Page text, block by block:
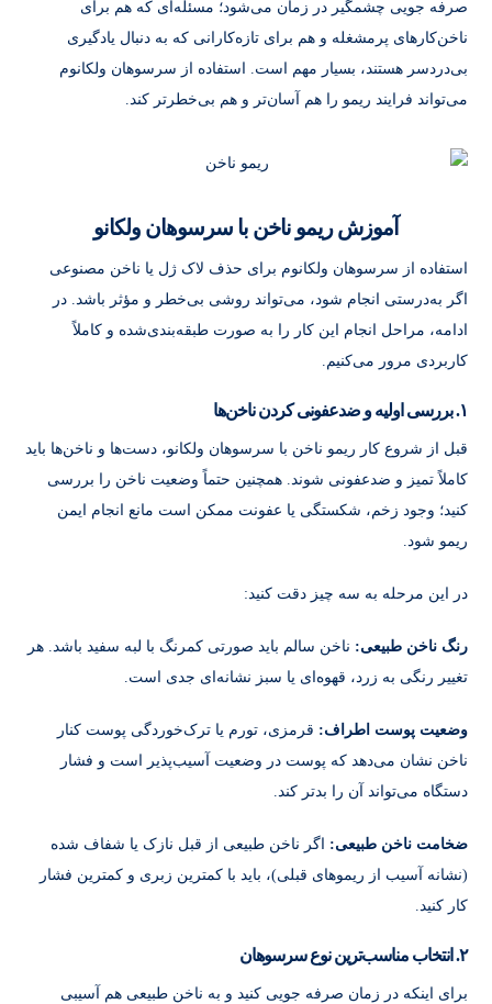
صرفه‌ جویی چشمگیر در زمان می‌شود؛ مسئله‌ای که هم برای
ناخن‌کارهای پرمشغله و هم برای تازه‌کارانی که به دنبال یادگیری
بی‌دردسر هستند، بسیار مهم است. استفاده از سرسوهان ولکانوم
می‌تواند فرایند ریمو را هم آسان‌تر و هم بی‌خطرتر کند.
آموزش ریمو ناخن با سرسوهان ولکانو
استفاده از سرسوهان ولکانوم برای حذف لاک ژل یا ناخن مصنوعی
اگر به‌درستی انجام شود، می‌تواند روشی بی‌خطر و مؤثر باشد. در
ادامه، مراحل انجام این کار را به صورت طبقه‌بندی‌شده و کاملاً
کاربردی مرور می‌کنیم.
۱. بررسی اولیه و ضدعفونی کردن ناخن‌ها
قبل‌ از شروع کار ریمو ناخن با سرسوهان ولکانو، دست‌ها و ناخن‌ها باید
کاملاً تمیز و ضدعفونی شوند. همچنین حتماً وضعیت ناخن را بررسی
کنید؛ وجود زخم، شکستگی یا عفونت ممکن است مانع انجام ایمن
ریمو شود.
در این مرحله به سه چیز دقت کنید:
رنگ ناخن طبیعی: ناخن سالم باید صورتی کمرنگ با لبه سفید باشد. هر
تغییر رنگی به زرد، قهوه‌ای یا سبز نشانه‌ای جدی است.
وضعیت پوست اطراف: قرمزی، تورم یا ترک‌خوردگی پوست کنار
ناخن نشان می‌دهد که پوست در وضعیت آسیب‌پذیر است و فشار
دستگاه می‌تواند آن را بدتر کند.
ضخامت ناخن طبیعی: اگر ناخن طبیعی از قبل نازک یا شفاف شده
(نشانه آسیب از ریموهای قبلی)، باید با کمترین زبری و کمترین فشار
کار کنید.
۲. انتخاب مناسب‌ترین نوع سرسوهان
برای اینکه در زمان صرفه‌ جویی کنید و به ناخن طبیعی هم آسیبی